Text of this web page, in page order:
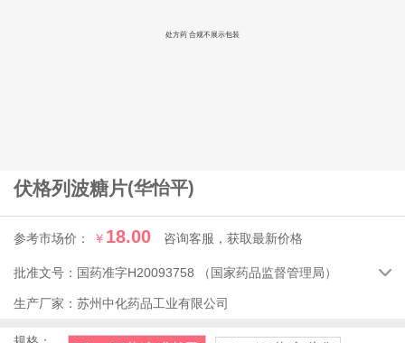
处方药 合规不展示包装
伏格列波糖片(华怡平)
参考市场价： ￥ 18.00 咨询客服，获取最新价格
批准文号： 国药准字H20093758 （国家药品监督管理局） 
生产厂家： 苏州中化药品工业有限公司